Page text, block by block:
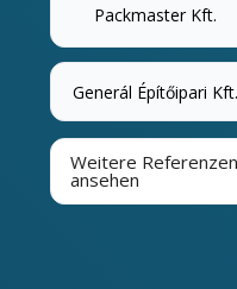
Packmaster Kft.
Generál Építőipari Kft.
Weitere
ansehen